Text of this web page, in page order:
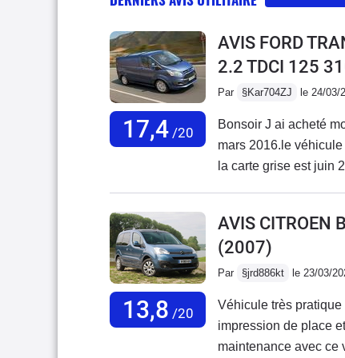
17,4/20
AVIS FORD
2.2 TDCI 125
Par §Kar704ZJ le 24/03/
Bonsoir J ai acheté
mars 2016.le
la carte grise est juin
régénération de FAP
grande et le turbo.j ai
disques arrières sont
changer de moteur
émetteur récepteur,
accessoires recharge
13,8 /20
AVIS CITROEN
(2007)
Par §jrd886kt le 23/03/
Véhicule très
impression de place
maintenance avec ce